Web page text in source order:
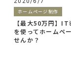
ホームページ制作
【最大50万円】
を使ってホームペ
せんか？